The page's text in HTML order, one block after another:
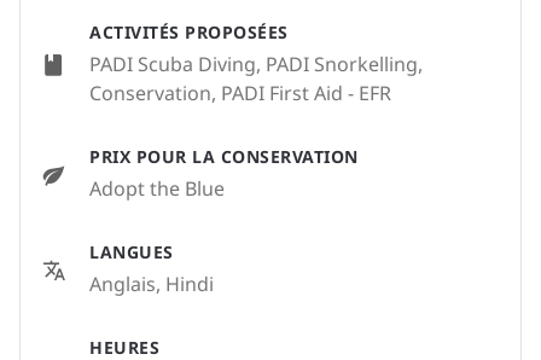
ACTIVITÉS PROPOSÉES
PADI Scuba Diving, PADI Snorkelling,
Conservation, PADI First Aid - EFR
PRIX POUR LA CONSERVATION
Adopt the Blue
LANGUES
Anglais, Hindi
HEURES